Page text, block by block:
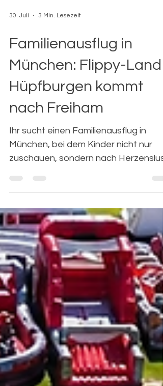
Familienausflug in
München: Flippy-Land
Hüpfburgen kommt
Ihr sucht einen Familienausflug in
München, bei dem Kinder nicht nur
euch den 22. August 2026 vormerken:
Flippy-Land kommt zu Möbel Höffner
nach München-Freiham und eröffnet
dort eine große Outdoor-Erlebniswelt
für Familien. Bis zum 4. Oktober 2026
warten auf mehr als 6.000
Quadratmetern über 25 Attraktionen.
Dazu gehören XXL-Hüpfburgen,
Riesenrutschen, ein Mega-Pa